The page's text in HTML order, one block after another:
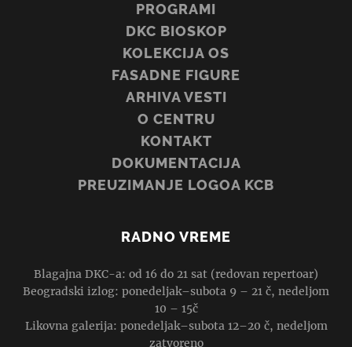
PROGRAMI
DKC BIOSKOP
KOLEKCIJA OS
FASADNE FIGURE
ARHIVA VESTI
O CENTRU
KONTAKT
DOKUMENTACIJA
PREUZIMANJE LOGOA KCB
RADNO VREME
Blagajna DKC-a: od 16 do 21 sat (redovan repertoar)
Beogradski izlog: ponedeljak–subota 9 – 21 č, nedeljom
10 – 15č
Likovna galerija: ponedeljak–subota 12–20 č, nedeljom
zatvoreno